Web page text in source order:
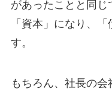
があったことと同
「資本」になり、
す。
もちろん、社長の